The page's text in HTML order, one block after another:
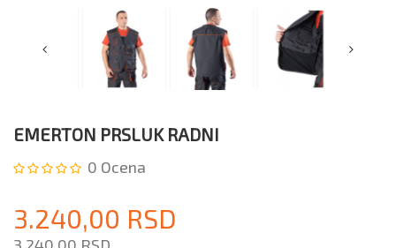
EMERTON PRSLUK RADNI
0 Ocena
3.240,00 RSD